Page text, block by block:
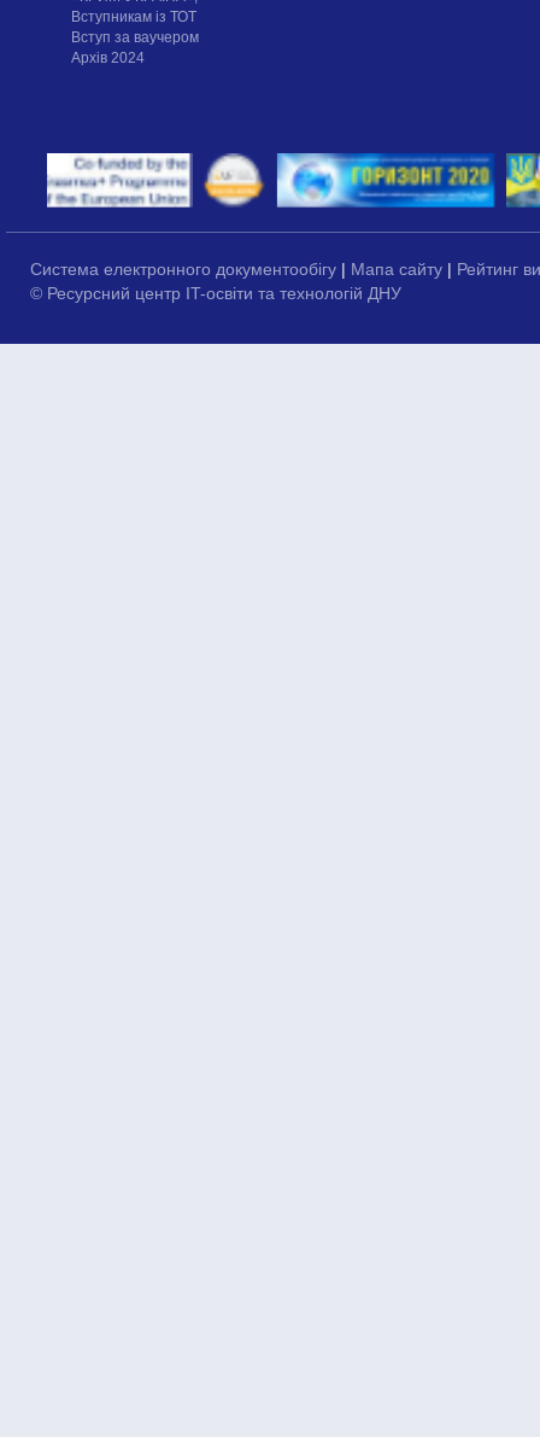
Вступникам із ТОТ
Вступ за ваучером
Архів 2024
Система електронного документообігу | Мапа сайту | Рейтинг
© Ресурсний центр IT-освіти та технологій ДНУ